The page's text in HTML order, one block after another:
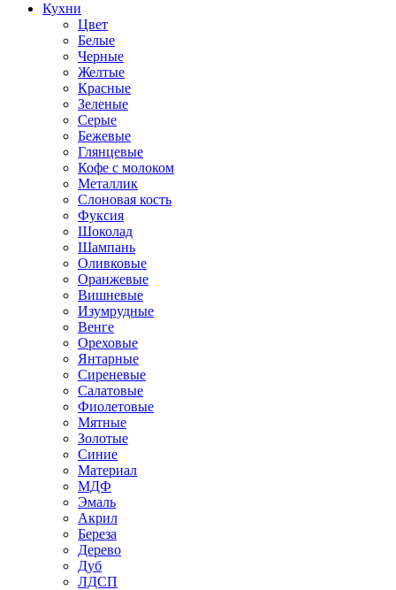
Кухни
Цвет
Белые
Черные
Желтые
Красные
Зеленые
Серые
Бежевые
Глянцевые
Кофе с молоком
Металлик
Слоновая кость
Фуксия
Шоколад
Шампань
Оливковые
Оранжевые
Вишневые
Изумрудные
Венге
Ореховые
Янтарные
Сиреневые
Салатовые
Фиолетовые
Мятные
Золотые
Синие
Материал
МДФ
Эмаль
Акрил
Береза
Дерево
Дуб
ЛДСП